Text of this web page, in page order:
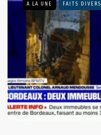
A LA UNE FAITS DIVERS